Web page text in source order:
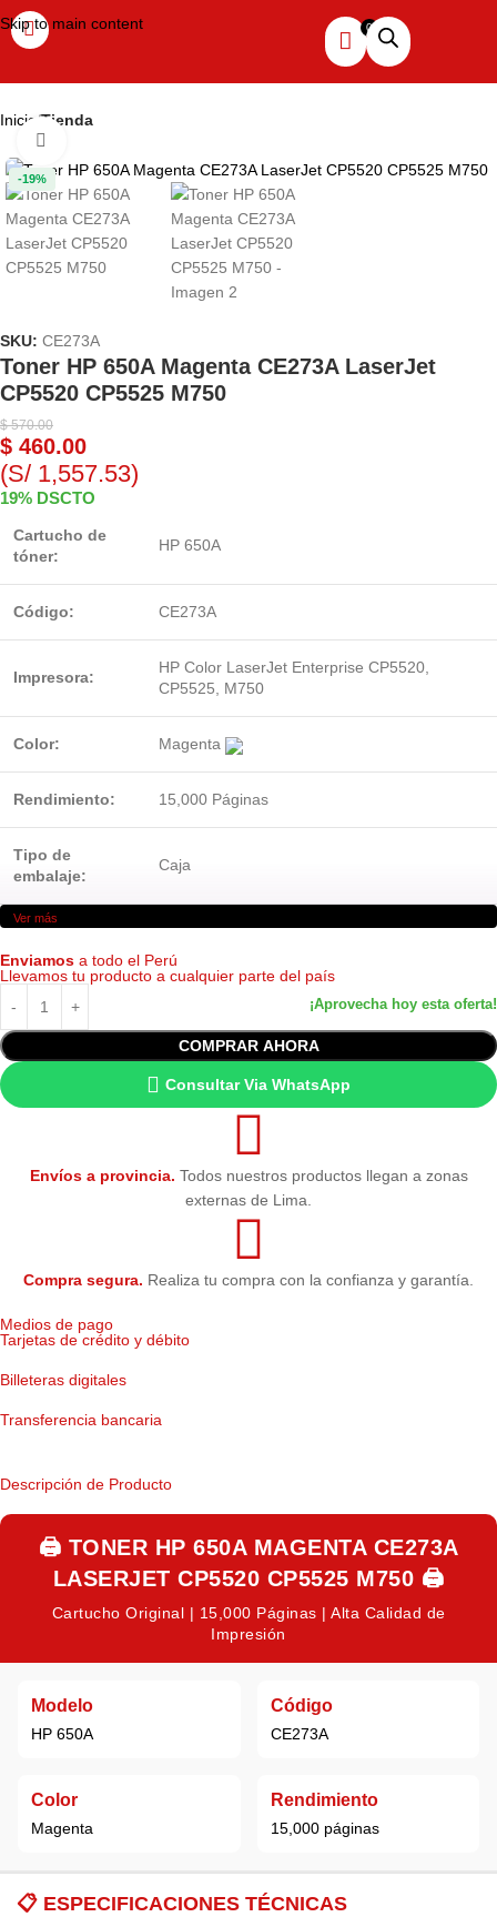
Skip to main content
Inicio Tienda
-19%
SKU: CE273A
Toner HP 650A Magenta CE273A LaserJet
CP5520 CP5525 M750
$570.00
$ 460.00
(S/ 1,557.53)
19% DSCTO
Cartucho de
tóner:
HP 650A
Código: CE273A
Impresora:
HP Color LaserJet Enterprise CP5520,
CP5525, M750
Color: Magenta
Rendimiento: 15,000 Páginas
Tipo de
embalaje:
Caja
Ver más
Enviamos a todo el Perú
Llevamos tu producto a cualquier parte del país
COMPRAR AHORA
Consultar Via WhatsApp
Envíos a provincia. Todos nuestros productos llegan a zonas
externas de Lima.
Compra segura. Realiza tu compra con la confianza y garantía.
Medios de pago
Tarjetas de crédito y débito
Billeteras digitales
Transferencia bancaria
Descripción de Producto
🖨️ TONER HP 650A MAGENTA CE273A
LASERJET CP5520 CP5525 M750 🖨️
Cartucho Original | 15,000 Páginas | Alta Calidad de
Impresión
Modelo
HP 650A
Código
CE273A
Color
Magenta
Rendimiento
15,000 páginas
📋 ESPECIFICACIONES TÉCNICAS